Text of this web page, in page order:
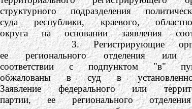
структурного подразделения
суда республики, краевого,
округа на основании заявления
3. Регистрирующие органы
ее регионального отделения или
соответствии с подпунктом "в"
обжалованы в суд в
Заявление федерального или
партии, ее регионального